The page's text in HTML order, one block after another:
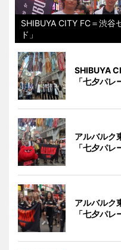
SHIBUYA CITY FC＝渋谷
ド」
SHIBUYA
「七夕パレ
アルバルク
「七夕パレ
アルバルク
「七夕パレ